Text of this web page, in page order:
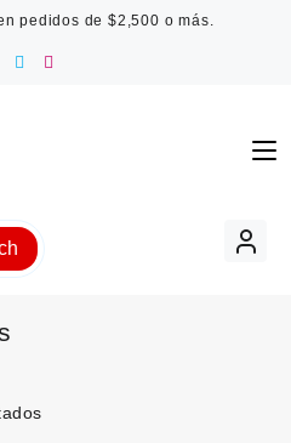
pedidos de $2,500 o más.